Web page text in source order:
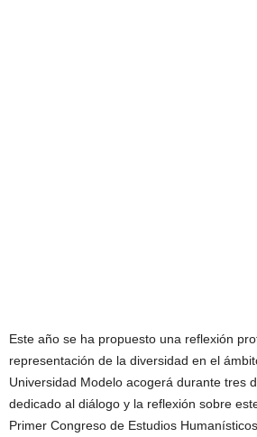
Este año se ha propuesto una reflexión
representación de la diversidad en el
Universidad Modelo acogerá durante tres
dedicado al diálogo y la reflexión sobre
Primer Congreso de Estudios Humanísticos.